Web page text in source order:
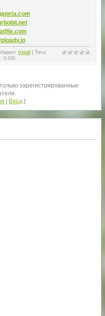
: trigall | Теги:
: 0.0/0
зарегистрированные
| Вход ]